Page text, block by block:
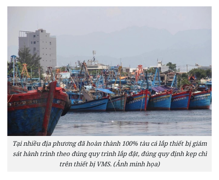
Tại nhiều địa phương đã hoàn thành 100% tàu cá lắp thiết bị giám
sát hành trình theo đúng quy trình lắp đặt, đúng quy định kẹp chì
trên thiết bị VMS. (Ảnh minh họa)